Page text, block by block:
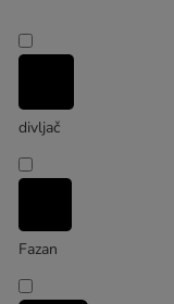
Feringa
Greenwoods
GranataPet
James Wellbeloved
Kitekat
divljač
Fazan